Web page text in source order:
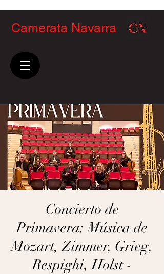
Camerata Navarra
Concierto de
Primavera: Música de
Mozart, Zimmer, Grieg,
Respighi, Holst -